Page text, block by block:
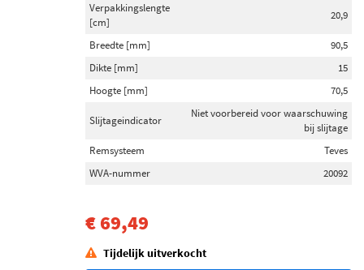
Verpakkingslengte
[cm]
20,9
Breedte [mm]
90,5
Dikte [mm]
15
Hoogte [mm]
70,5
Slijtageindicator
Niet voorbereid voor waarschuwing
bij slijtage
Remsysteem
Teves
WVA-nummer
20092
€ 69,49
Tijdelijk uitverkocht